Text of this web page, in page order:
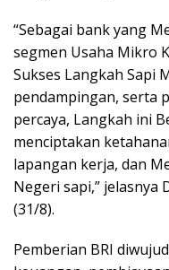
“Sebagai bank yang
segmen Usaha Mikro
Sukses Langkah Sapi
pendampingan, serta
percaya, Langkah ini
menciptakan
lapangan kerja, dan
Negeri sapi,”
(31/8).
Pemberian BRI